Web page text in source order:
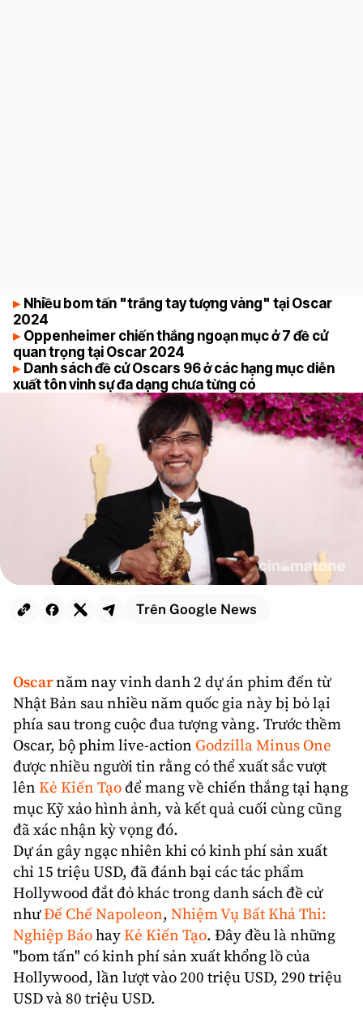
Trên Google News
Oscarnăm nay vinh danh 2 dự án phim đến từ
Nhật Bản sau nhiều năm quốc gia này bị bỏ lại
phía sau trong cuộc đua tượng vàng. Trước thềm
Oscar, bộ phim live-action Godzilla Minus One
được nhiều người tin rằng có thể xuất sắc vượt
lên Kẻ Kiến Tạođể mang về chiến thắng tại hạng
mục Kỹ xảo hình ảnh, và kết quả cuối cùng cũng
đã xác nhận kỳ vọng đó.
Dự án gây ngạc nhiên khi có kinh phí sản xuất
chỉ 15 triệu USD, đã đánh bại các tác phẩm
Hollywood đắt đỏ khác trong danh sách đề cử
nhưĐế Chế Napoleon, Nhiệm Vụ Bất Khả Thi:
Nghiệp BáohayKẻ Kiến Tạo. Đây đều là những
"bom tấn" có kinh phí sản xuất khổng lồ của
Hollywood, lần lượt vào 200 triệu USD, 290 triệu
USD và 80 triệu USD.
Nhiều bom tấn "trắng tay tượng vàng" tại Oscar
2024
Oppenheimer chiến thắng ngoạn mục ở 7 đề cử
quan trọng tại Oscar 2024
Danh sách đề cử Oscars 96 ở các hạng mục diễn
xuất tôn vinh sự đa dạng chưa từng có